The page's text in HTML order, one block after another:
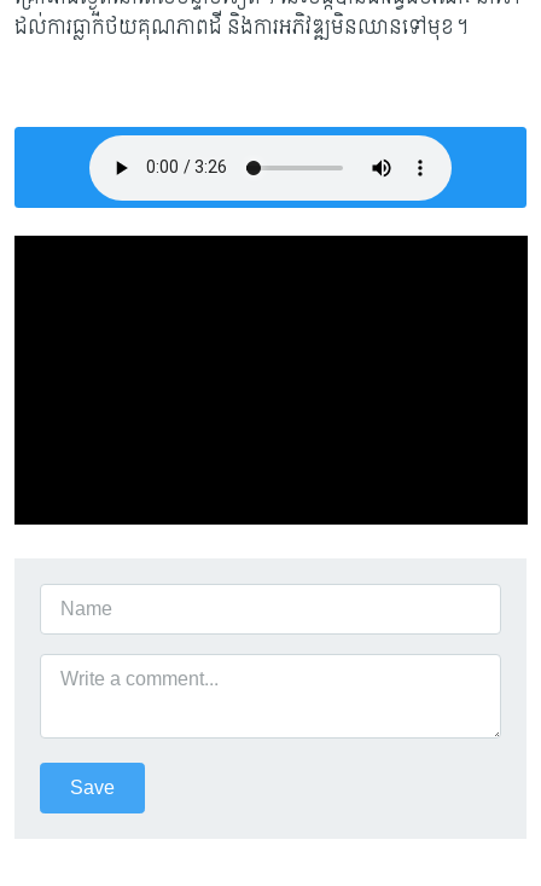
ដល់ការធ្លាក់ថយគុណភាពដី និងការអភិវឌ្ឍមិនឈានទៅមុខ។